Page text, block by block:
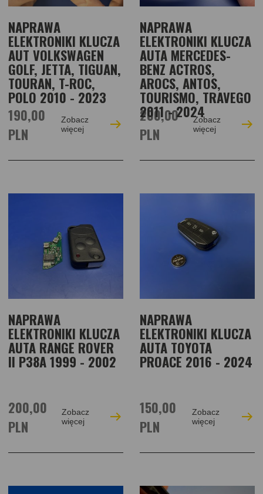
NAPRAWA
ELEKTRONIKI KLUCZA
AUT VOLKSWAGEN
GOLF, JETTA, TIGUAN,
TOURAN, T-ROC,
POLO 2010 - 2023
190,00
PLN
Zobacz
więcej
NAPRAWA
ELEKTRONIKI KLUCZA
AUTA MERCEDES-
BENZ ACTROS,
AROCS, ANTOS,
TOURISMO, TRAVEGO
2011 - 2024
200,00
PLN
Zobacz
więcej
NAPRAWA
ELEKTRONIKI KLUCZA
AUTA RANGE ROVER
II P38A 1999 - 2002
200,00
PLN
Zobacz
więcej
NAPRAWA
ELEKTRONIKI KLUCZA
AUTA TOYOTA
PROACE 2016 - 2024
150,00
PLN
Zobacz
więcej